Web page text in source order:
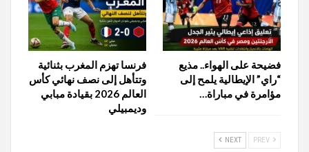
فضيحة على الهواء.. مذيع
“راي” الإيطالية يلمح إلى
مؤامرة في مباراة…
فرنسا تهزم المغرب بثنائية
وتتأهل إلى نصف نهائي كأس
العالم 2026 بقيادة مبابي
وديمبيلي
NEXT